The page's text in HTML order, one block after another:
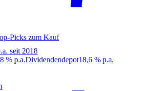
Picks zum Kauf
seit 2018
% p.a.Dividendendepot18,6 % p.a.